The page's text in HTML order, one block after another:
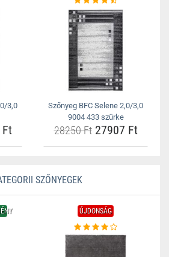
3,0
Szőnyeg BFC Selene 2,0/3,0
9004 433 szürke
28250 Ft27907 Ft
SZŐNYEGEK
ÚJDONSÁG